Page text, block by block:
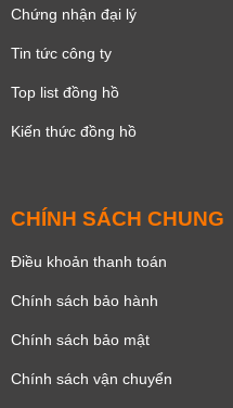
Chứng nhận đại lý
Tin tức công ty
Top list đồng hồ
Kiến thức đồng hồ
CHÍNH SÁCH CHUNG
Điều khoản thanh toán
Chính sách bảo hành
Chính sách bảo mật
Chính sách vận chuyển